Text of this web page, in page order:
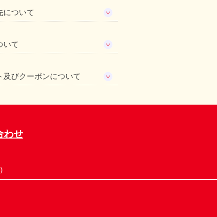
について
いて
及びクーポンについて
わせ